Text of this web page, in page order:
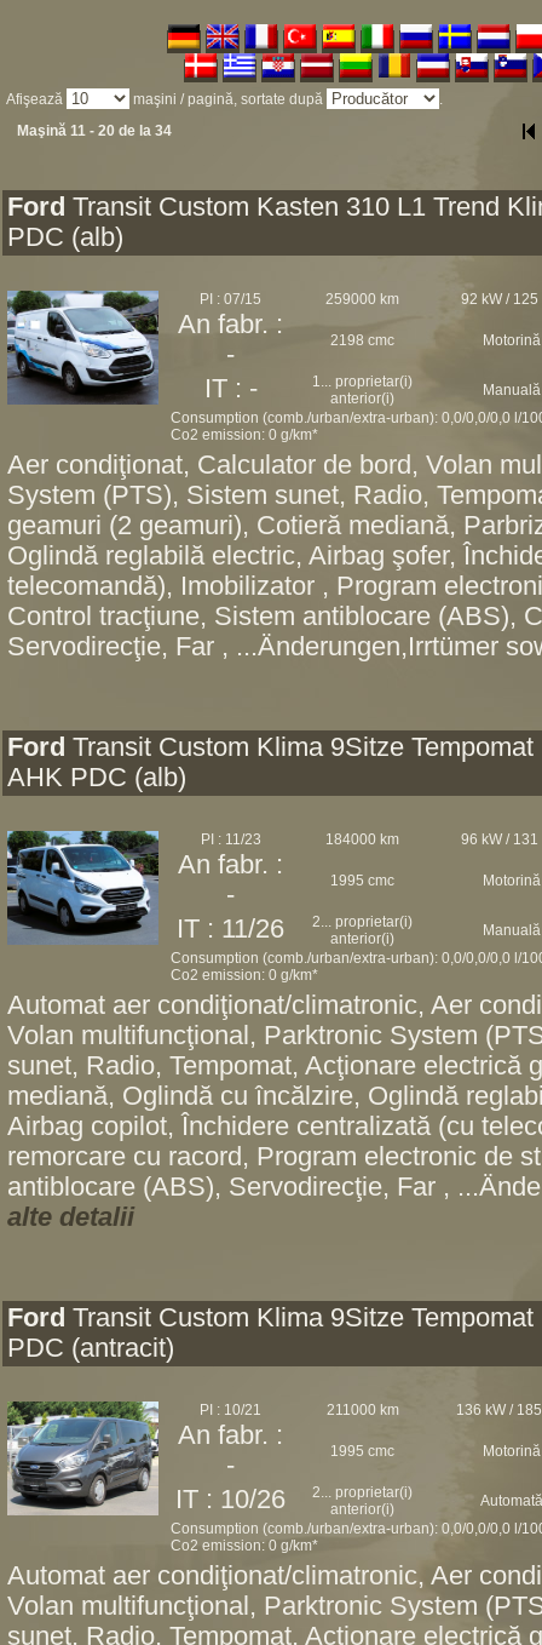
Afişează maşini / pagină, sortate după
.
Maşină 11 - 20 de la 34
Ford Transit Custom Kasten 310 L1 Trend
PDC (alb)
PI : 07/15 259000 km 92 kW / 125
An fabr. :
-
2198 cmc Motorină
IT : -
1... proprietar(i)
anterior(i)
Manuală
Consumption (comb./urban/extra-urban): 0,0/0,0/0,0 l/
Co2 emission: 0 g/km*
Aer condiţionat, Calculator de bord, Volan
System (PTS), Sistem sunet, Radio,
geamuri (2 geamuri), Cotieră mediană,
Oglindă reglabilă electric, Airbag şofer,
telecomandă), Imobilizator , Program
Control tracţiune, Sistem antiblocare (ABS),
Servodirecţie, Far , ...Änderungen,Irrtümer
Ford Transit Custom Klima 9Sitze Tempomat
AHK PDC (alb)
PI : 11/23 184000 km 96 kW / 131
An fabr. :
-
1995 cmc Motorină
IT : 11/26
2... proprietar(i)
anterior(i)
Manuală
Consumption (comb./urban/extra-urban): 0,0/0,0/0,0 l/
Co2 emission: 0 g/km*
Automat aer condiţionat/climatronic, Aer
Volan multifuncţional, Parktronic System
sunet, Radio, Tempomat, Acţionare electrică
mediană, Oglindă cu încălzire, Oglindă
Airbag copilot, Închidere centralizată (cu
remorcare cu racord, Program electronic de
antiblocare (ABS), Servodirecţie, Far ,
alte detalii
Ford Transit Custom Klima 9Sitze Tempomat
PDC (antracit)
PI : 10/21 211000 km 136 kW /
An fabr. :
-
1995 cmc Motorină
IT : 10/26
2... proprietar(i)
anterior(i)
Automată
Consumption (comb./urban/extra-urban): 0,0/0,0/0,0 l/
Co2 emission: 0 g/km*
Automat aer condiţionat/climatronic, Aer
Volan multifuncţional, Parktronic System
sunet, Radio, Tempomat, Acţionare electrică